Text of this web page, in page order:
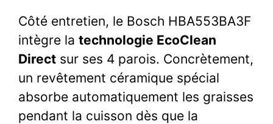
Côté entretien, le Bosch HBA553BA3F
intègre la technologie EcoClean
Direct sur ses 4 parois. Concrètement,
un revêtement céramique spécial
absorbe automatiquement les graisses
pendant la cuisson dès que la